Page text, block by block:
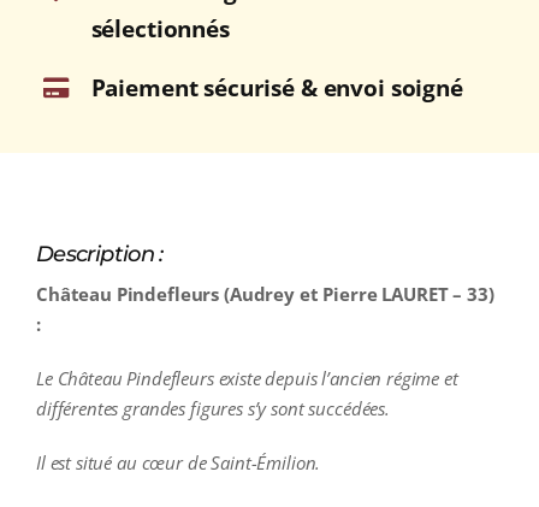
sélectionnés
Paiement sécurisé & envoi soigné
Description :
Château Pindefleurs (Audrey et Pierre LAURET – 33)
:
Le Château Pindefleurs existe depuis l’ancien régime et
différentes grandes figures s’y sont succédées.
Il est situé au cœur de Saint-Émilion.